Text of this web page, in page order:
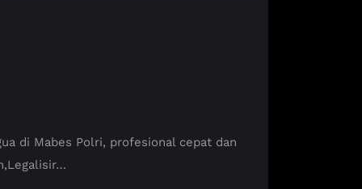
di Mabes Polri, profesional cepat dan